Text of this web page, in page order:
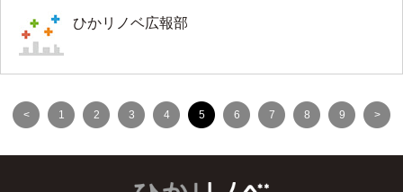
ひかリノベ広報部
< 1 2 3 4 5 6 7 8 9 >